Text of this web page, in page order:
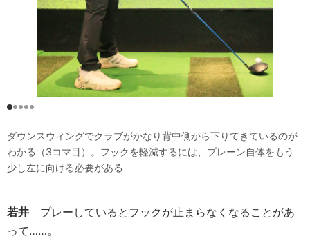
ダウンスウィングでクラブがかなり背中側から下りてきているのが
わかる（3コマ目）。フックを軽減するには、プレーン自体をもう
少し左に向ける必要がある
若井 プレーしているとフックが止まらなくなることがあ
って……。